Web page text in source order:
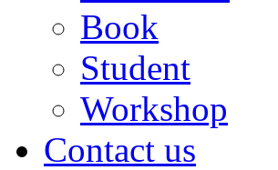
Book
Student
Workshop
Contact us